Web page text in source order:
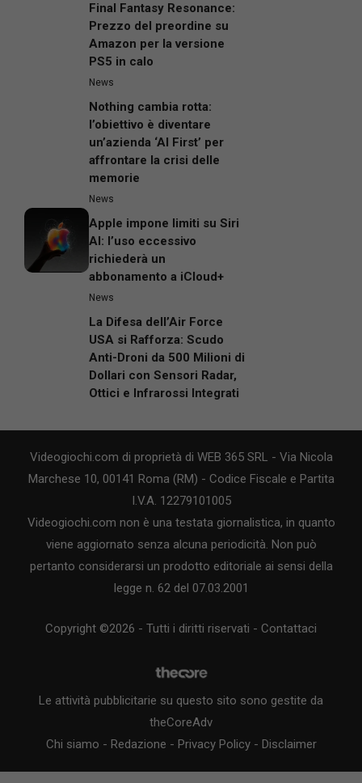
Final Fantasy Resonance:
Prezzo del preordine su
Amazon per la versione
PS5 in calo
News
Nothing cambia rotta:
l’obiettivo è diventare
un’azienda ‘AI First’ per
affrontare la crisi delle
memorie
News
Apple impone limiti su Siri
AI: l’uso eccessivo
richiederà un
abbonamento a iCloud+
News
La Difesa dell’Air Force
USA si Rafforza: Scudo
Anti-Droni da 500 Milioni di
Dollari con Sensori Radar,
Ottici e Infrarossi Integrati
Videogiochi.com di proprietà di WEB 365 SRL - Via Nicola
Marchese 10, 00141 Roma (RM) - Codice Fiscale e Partita
I.V.A. 12279101005
Videogiochi.com non è una testata giornalistica, in quanto
viene aggiornato senza alcuna periodicità. Non può
pertanto considerarsi un prodotto editoriale ai sensi della
legge n. 62 del 07.03.2001
Copyright ©2026 - Tutti i diritti riservati - Contattaci
Le attività pubblicitarie su questo sito sono gestite da
theCoreAdv
Chi siamo - Redazione - Privacy Policy- Disclaimer